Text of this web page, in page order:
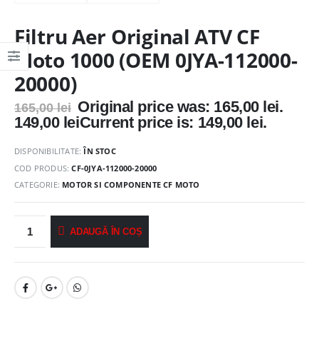
Filtru Aer Original ATV CF
Moto 1000 (OEM 0JYA-112000-
20000)
165,00lei Original price was: 165,00 lei.
149,00 leiCurrent price is: 149,00 lei.
DISPONIBILITATE:ÎN STOC
COD PRODUS:CF-0JYA-112000-20000
CATEGORIE: MOTOR SI COMPONENTE CF MOTO
ADAUGĂ ÎN COȘ